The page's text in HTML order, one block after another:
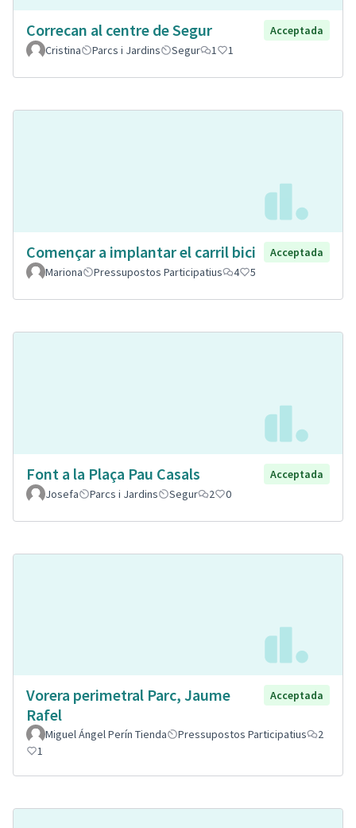
Correcan al centre de Segur
Acceptada
Cristina
Parcs i Jardins Segur 1 1
Començar a implantar el carril bici
Acceptada
Mariona
Pressupostos Participatius 4 5
Font a la Plaça Pau Casals
Acceptada
Josefa
Parcs i Jardins Segur 2 0
Vorera perimetral Parc, Jaume
Rafel
Acceptada
Miguel Ángel Perín Tienda Pressupostos Participatius
2
1